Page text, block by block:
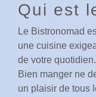
Qui est
Le Bistronomad
une cuisine
de votre quotidien.
Bien manger ne
un plaisir de tous